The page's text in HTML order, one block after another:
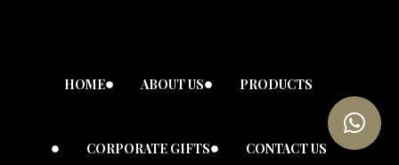
HOME ABOUT US PRODUCTS
CORPORATE GIFTS CONTACT US